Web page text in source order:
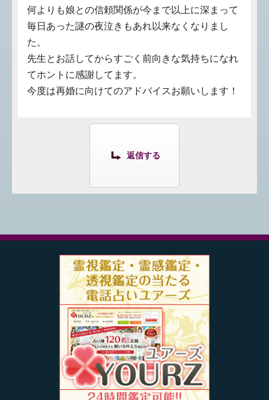
何よりも娘との信頼関係が今まで以上に深まって
毎日あった謎の夜泣きもあれ以来なくなりまし
た。
先生とお話してからすごく前向きな気持ちになれ
てホントに感謝してます。
今度は再婚に向けてのアドバイスお願いします！
返信する